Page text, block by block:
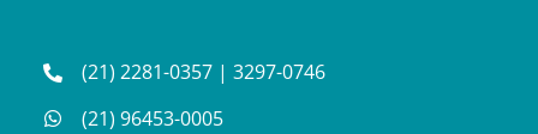
(21) 2281-0357 |3297-0746
(21) 96453-0005